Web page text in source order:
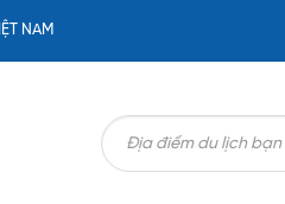
NAM
Search
for: